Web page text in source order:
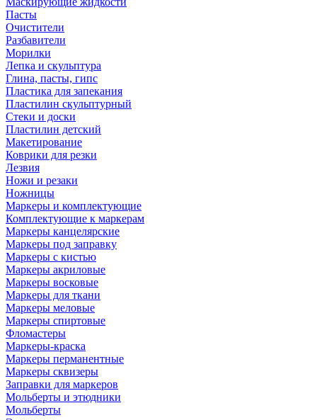
Пасты
Очистители
Разбавители
Морилки
Лепка и скульптура
Глина, пасты, гипс
Пластика для запекания
Пластилин скульптурный
Стеки и доски
Пластилин детский
Макетирование
Коврики для резки
Лезвия
Ножи и резаки
Ножницы
Маркеры и комплектующие
Комплектующие к маркерам
Маркеры канцелярские
Маркеры под заправку
Маркеры с кистью
Маркеры акриловые
Маркеры восковые
Маркеры для ткани
Маркеры меловые
Маркеры спиртовые
Фломастеры
Маркеры-краска
Маркеры перманентные
Маркеры сквизеры
Заправки для маркеров
Мольберты и этюдники
Мольберты